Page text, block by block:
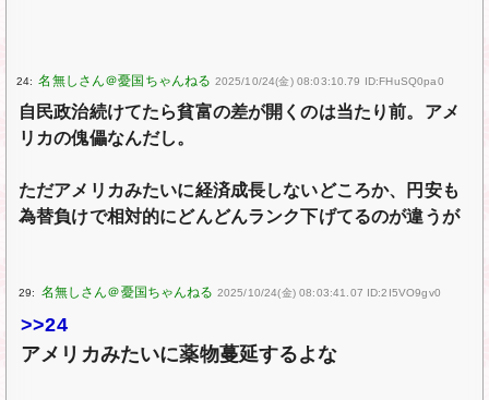
24: 2025/10/24(金) 08:03:10.79 ID:FHuSQ0pa0
自民政治続けてたら貧富の差が開くのは当たり前。アメ
リカの傀儡なんだし。
ただアメリカみたいに経済成長しないどころか、円安も
為替負けで相対的にどんどんランク下げてるのが違うが
29: 2025/10/24(金) 08:03:41.07 ID:2I5VO9gv0
>>24
アメリカみたいに薬物蔓延するよな